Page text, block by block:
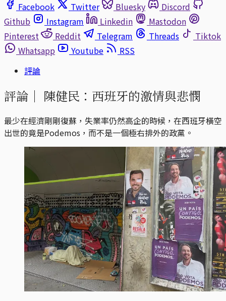
Facebook
Twitter Bluesky
Discord
Github
Instagram Linkedin
Mastodon
Pinterest
Reddit Telegram Threads
Tiktok
Whatsapp
Youtube
RSS
評論
評論｜ 陳健民：西班牙的激情與悲憫
最少在經濟剛剛復蘇，失業率仍然高企的時候，在西班牙橫空
出世的竟是Podemos，而不是一個極右排外的政黨。